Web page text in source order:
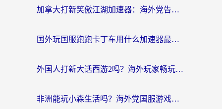
加拿大打新笑傲江湖加速器：海外党告别延迟卡顿的实用指南
国外玩国服跑跑卡丁车用什么加速器最好？2026真实玩家亲测避坑指南
外国人打新大话西游2吗？海外玩家畅玩国服游戏的终极加速器指南
非洲能玩小森生活吗？海外党国服游戏加速器终极指南（附阿根廷CF手游帕斯卡契约解决方案）